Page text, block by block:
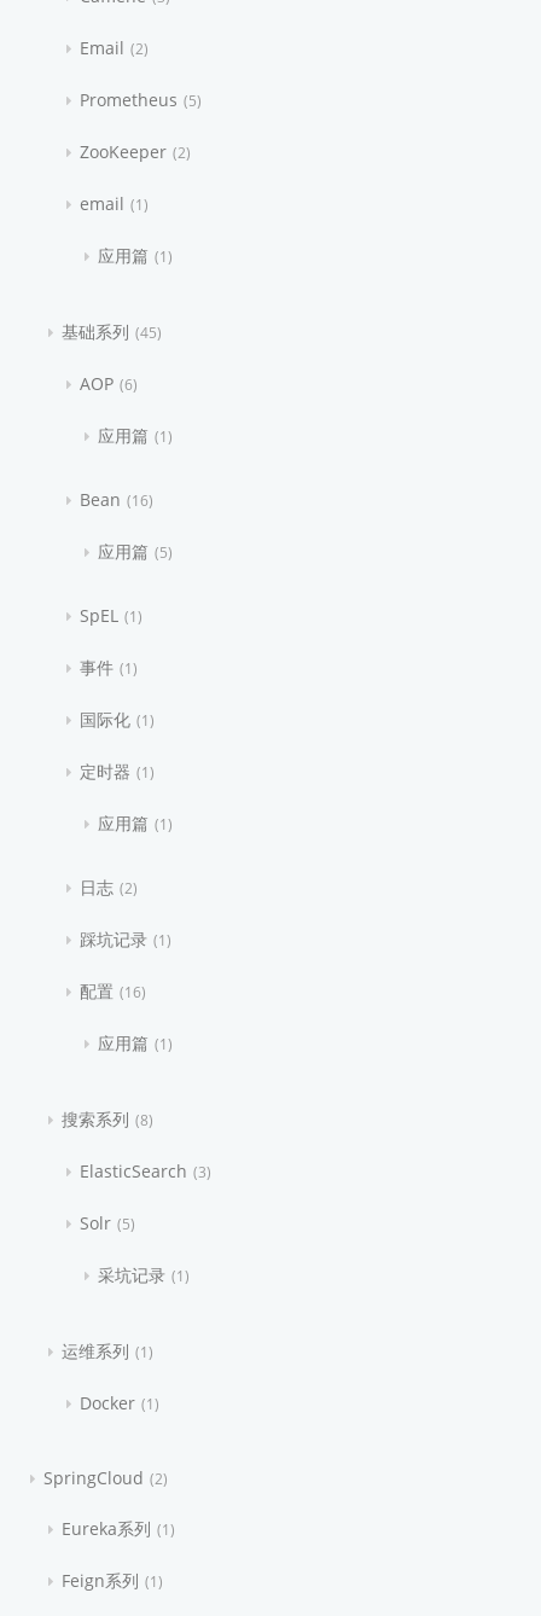
Email 2
Prometheus 5
ZooKeeper 2
email 1
应用篇 1
基础系列 45
AOP 6
应用篇 1
Bean 16
应用篇 5
SpEL 1
事件 1
国际化 1
定时器 1
应用篇 1
日志 2
踩坑记录 1
配置 16
应用篇 1
搜索系列 8
ElasticSearch 3
Solr 5
采坑记录 1
运维系列 1
Docker 1
SpringCloud 2
Eureka系列 1
Feign系列 1